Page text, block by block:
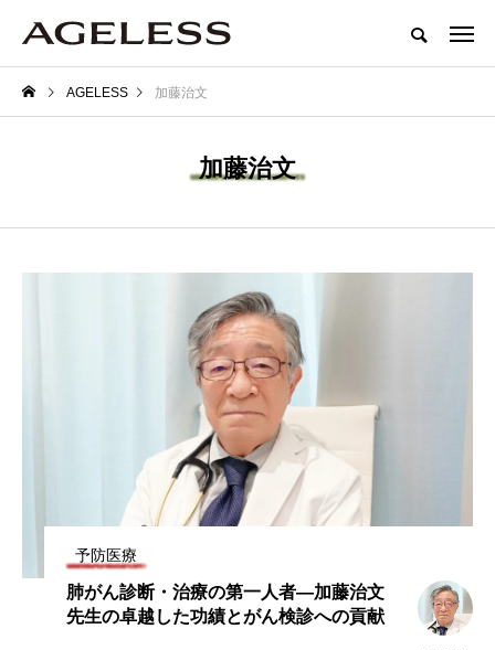
AGELESS 加藤治文
加藤治文
予防医療
肺がん診断・治療の第一人者—加藤治文
先生の卓越した功績とがん検診への貢献